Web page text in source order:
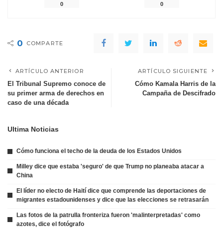
0 0
0 COMPARTE
ARTÍCULO ANTERIOR
El Tribunal Supremo conoce de
su primer arma de derechos en
caso de una década
ARTÍCULO SIGUIENTE
Cómo Kamala Harris de la
Campaña de Descifrado
Ultima Noticias
Cómo funciona el techo de la deuda de los Estados Unidos
Milley dice que estaba 'seguro' de que Trump no planeaba atacar a
China
El líder no electo de Haití dice que comprende las deportaciones de
migrantes estadounidenses y dice que las elecciones se retrasarán
Las fotos de la patrulla fronteriza fueron 'malinterpretadas' como
azotes, dice el fotógrafo